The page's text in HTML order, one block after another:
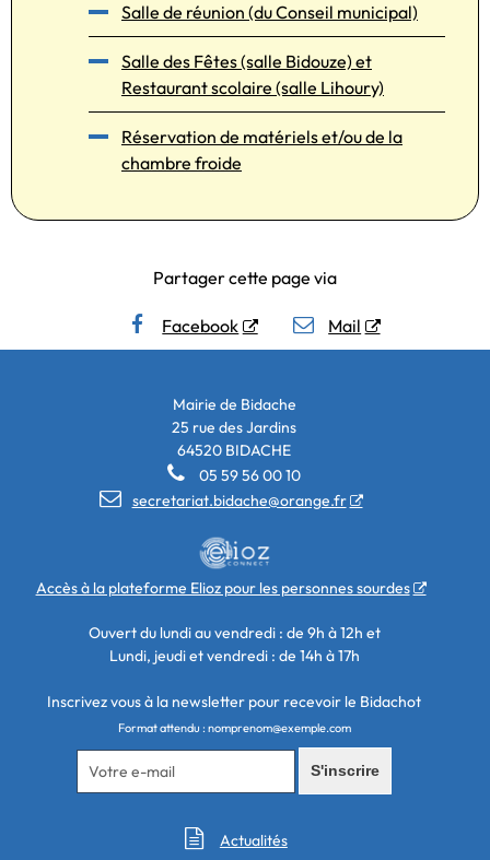
Salle de réunion (du Conseil municipal)
Salle des Fêtes (salle Bidouze) et
Restaurant scolaire (salle Lihoury)
Réservation de matériels et/ou de la
chambre froide
Partager cette page via
Facebook Mail
Mairie de Bidache
25 rue des Jardins
64520 BIDACHE
 05 59 56 00 10
 secretariat.bidache@orange.fr
Accès à la plateforme Elioz pour les personnes sourdes
Ouvert du lundi au vendredi : de 9h à 12h et
Lundi, jeudi et vendredi : de 14h à 17h
Inscrivez vous à la newsletter pour recevoir le Bidachot
Format attendu : nomprenom@exemple.com
S'inscrire
 Actualités